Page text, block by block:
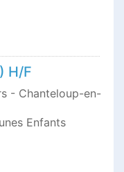
H/F
- Chanteloup-en-
Enfants